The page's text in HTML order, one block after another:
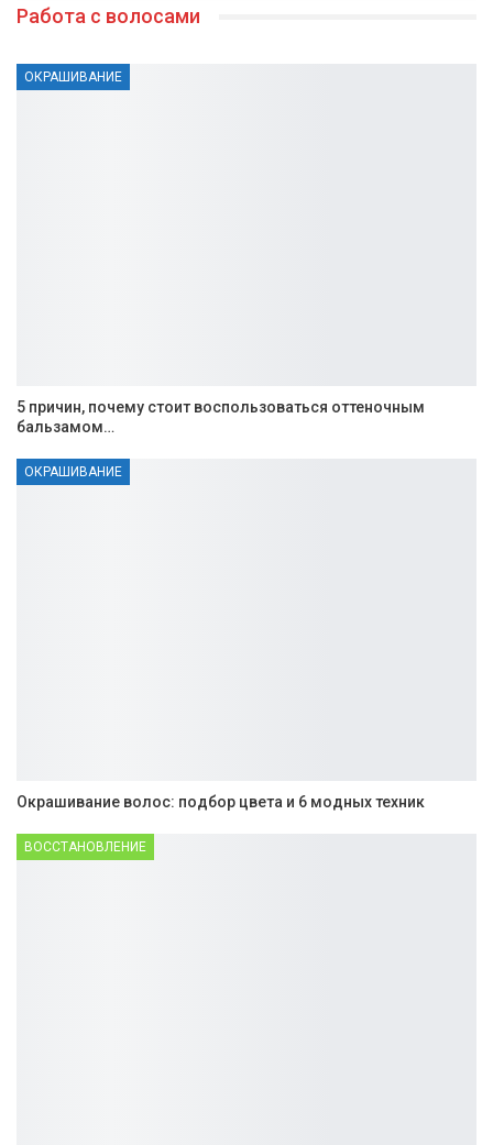
Работа с волосами
ОКРАШИВАНИЕ
5 причин, почему стоит воспользоваться оттеночным
бальзамом…
ОКРАШИВАНИЕ
Окрашивание волос: подбор цвета и 6 модных техник
ВОССТАНОВЛЕНИЕ